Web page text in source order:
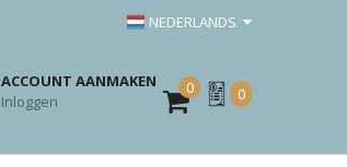
NEDERLANDS
ACCOUNT AANMAKEN
Inloggen
0
Mijn
Offerte
0